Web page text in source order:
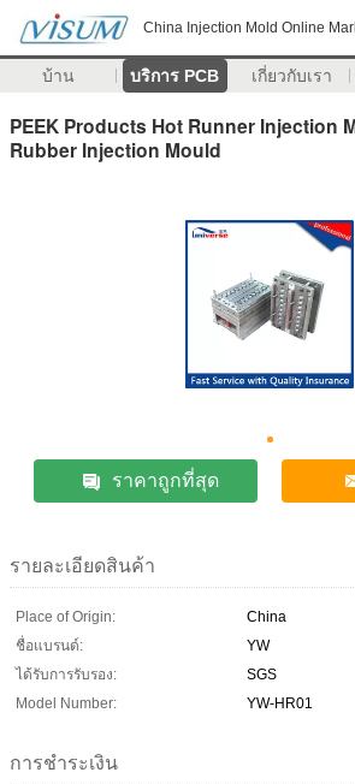
China Injection Mold Online
บ้าน บริการ PCB เกี่ยวกับเรา
PEEK Products Hot Runner Injection
Rubber Injection Mould
ราคาถูกที่สุด
รายละเอียดสินค้า
Place of Origin:
China
ชื่อแบรนด์:
YW
ได้รับการรับรอง:
SGS
Model Number:
YW-HR01
การชำระเงิน